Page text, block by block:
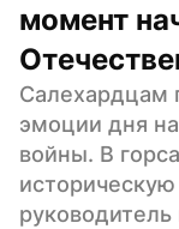
момент
Салехардцам
эмоции дня
войны. В
руководитель